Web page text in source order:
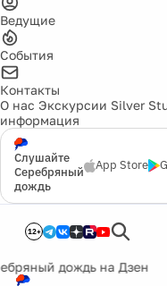
Ведущие
События
Контакты
О нас Экскурсии Silver
информация
Слушайте
Серебряный
дождь
App Store
12+